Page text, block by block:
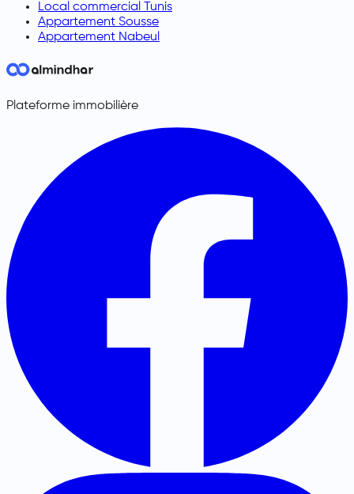
Local commercial Tunis
Appartement Sousse
Appartement Nabeul
Plateforme immobilière